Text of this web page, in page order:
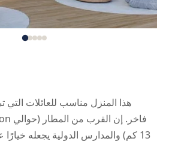
هذا المنزل مناسب للعائلات
13 كم) والمدارس الدولية يجعله خيارًا